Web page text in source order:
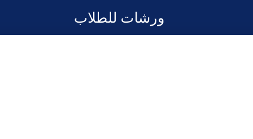
ورشات للطلاب